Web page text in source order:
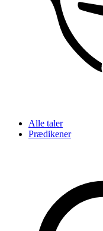
Alle taler
Prædikener